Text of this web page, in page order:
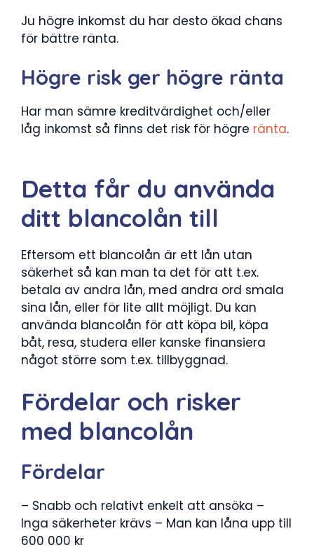
Ju högre inkomst du har desto ökad chans
för bättre ränta.
Högre risk ger högre ränta
Har man sämre kreditvärdighet och/eller
låg inkomst så finns det risk för högre ränta.
Detta får du använda
ditt blancolån till
Eftersom ett blancolån är ett lån utan
säkerhet så kan man ta det för att t.ex.
betala av andra lån, med andra ord smala
sina lån, eller för lite allt möjligt. Du kan
använda blancolån för att köpa bil, köpa
båt, resa, studera eller kanske finansiera
något större som t.ex. tillbyggnad.
Fördelar och risker
med blancolån
Fördelar
– Snabb och relativt enkelt att ansöka –
Inga säkerheter krävs – Man kan låna upp till
600 000 kr